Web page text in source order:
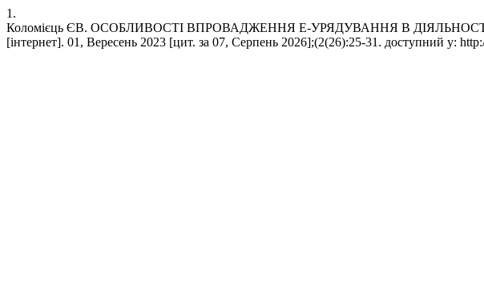
1.
Коломієць ЄВ. ОСОБЛИВОСТІ ВПРОВАДЖЕННЯ Е-УРЯДУВАННЯ В
[інтернет]. 01, Вересень 2023 [цит. за 07, Серпень 2026];(2(26):25-31. доступний у: